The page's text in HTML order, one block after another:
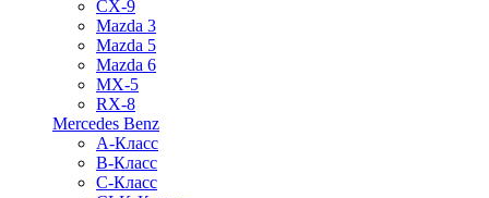
CX-9
Mazda 3
Mazda 5
Mazda 6
MX-5
RX-8
Mercedes Benz
A-Класс
B-Класс
C-Класс